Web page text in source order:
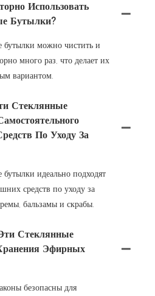
Использовать
Бутылки?
бутылки можно чистить и
много раз, что делает их
вариантом.
Стеклянные
По Уходу За
бутылки идеально подходят
средств по уходу за
бальзамы и скрабы.
Стеклянные
Эфирных
безопасны для